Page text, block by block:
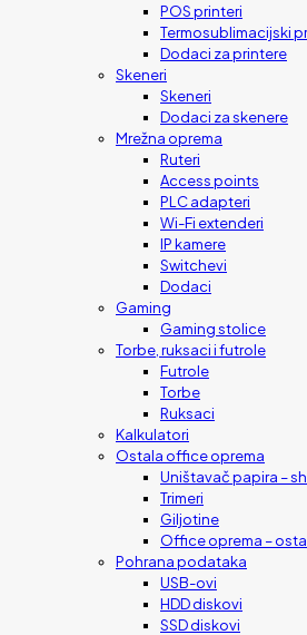
POS printeri
Termosublimacijski
Dodaci za printere
Skeneri
Skeneri
Dodaci za skenere
Mrežna oprema
Ruteri
Access points
PLC adapteri
Wi-Fi extenderi
IP kamere
Switchevi
Dodaci
Gaming
Gaming stolice
Torbe, ruksaci i futrole
Futrole
Torbe
Ruksaci
Kalkulatori
Ostala office oprema
Uništavač papira –
Trimeri
Giljotine
Office oprema –
Pohrana podataka
USB-ovi
HDD diskovi
SSD diskovi